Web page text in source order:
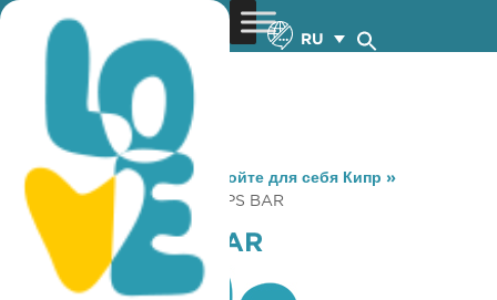
RU
You are here: Home »Откройте для себя Кипр »
Gastronomy
» PAPHIAN VIPS BAR
PAPHIAN VIPS BAR